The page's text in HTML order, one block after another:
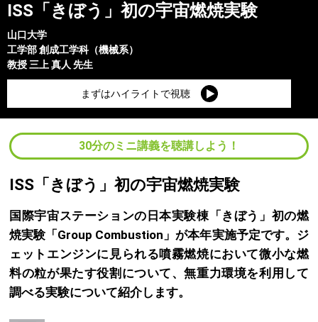
ISS「きぼう」初の宇宙燃焼実験
山口大学
工学部創成工学科（機械系）
教授 三上 真人 先生
まずはハイライトで視聴
30分のミニ講義を聴講しよう！
ISS「きぼう」初の宇宙燃焼実験
国際宇宙ステーションの日本実験棟「きぼう」初の燃
焼実験「Group Combustion」が本年実施予定です。ジ
ェットエンジンに見られる噴霧燃焼において微小な燃
料の粒が果たす役割について、無重力環境を利用して
調べる実験について紹介します。